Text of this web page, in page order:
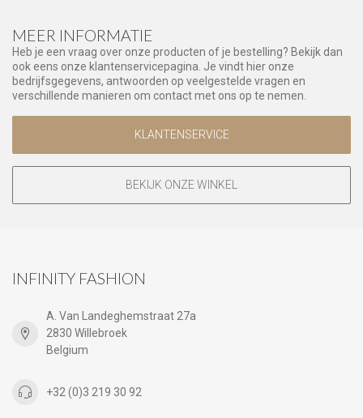
MEER INFORMATIE
Heb je een vraag over onze producten of je bestelling? Bekijk dan
ook eens onze klantenservicepagina. Je vindt hier onze
bedrijfsgegevens, antwoorden op veelgestelde vragen en
verschillende manieren om contact met ons op te nemen.
KLANTENSERVICE
BEKIJK ONZE WINKEL
INFINITY FASHION
A. Van Landeghemstraat 27a
2830 Willebroek
Belgium
+32 (0)3 219 30 92